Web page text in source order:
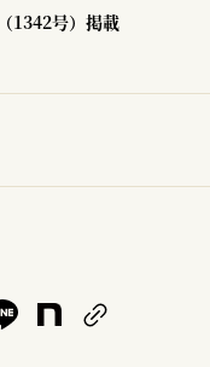
1342号）掲載